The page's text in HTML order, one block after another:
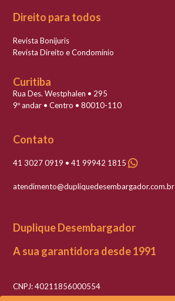
Direito para todos
Revista Bonijuris
Revista Direito e Condomínio
Curitiba
Rua Des. Westphalen • 295
9º andar • Centro • 80010-110
Contato
41 3027 0919 • 41 99942 1815
atendimento@dupliquedesembargador.com.br
Duplique Desembargador
A sua garantidora desde 1991
CNPJ: 40211856000554